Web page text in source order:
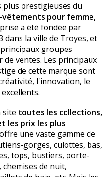
plus prestigieuses du
vêtements pour femme,
a été fondée par
dans la ville de Troyes, et
groupes
de ventes. Les principaux
de cette marque sont
l'innovation, le
site toutes les collections,
les prix les plus
une vaste gamme de
gorges, culottes, bas,
tops, bustiers, porte-
de nuit,